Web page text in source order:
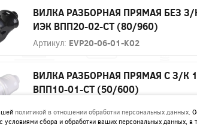
ВИЛКА РАЗБОРНАЯ ПРЯМАЯ БЕЗ З/
ИЭК ВПП20-02-СТ (80/960)
Артикул: EVP20-06-01-K02
ВИЛКА РАЗБОРНАЯ ПРЯМАЯ С З/К
ВПП10-01-СТ (50/600)
политикой в отношении обработки персональных данных.
условиями сбора и обработки ваших персональных данных, в